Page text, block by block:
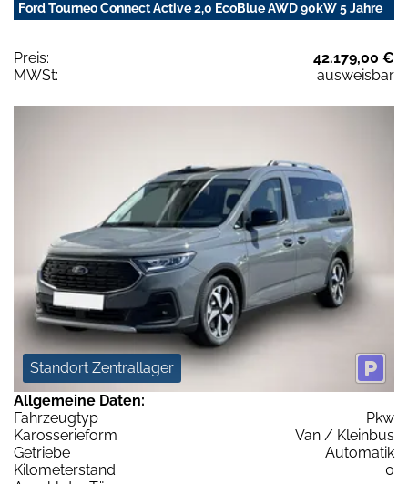
Ford Tourneo Connect Active 2,0 EcoBlue AWD 90kW 5 Jahre
Preis:
42.179,00 €
MWSt:
ausweisbar
Standort Zentrallager
Allgemeine Daten:
Fahrzeugtyp
Pkw
Karosserieform
Van / Kleinbus
Getriebe
Automatik
Kilometerstand
0